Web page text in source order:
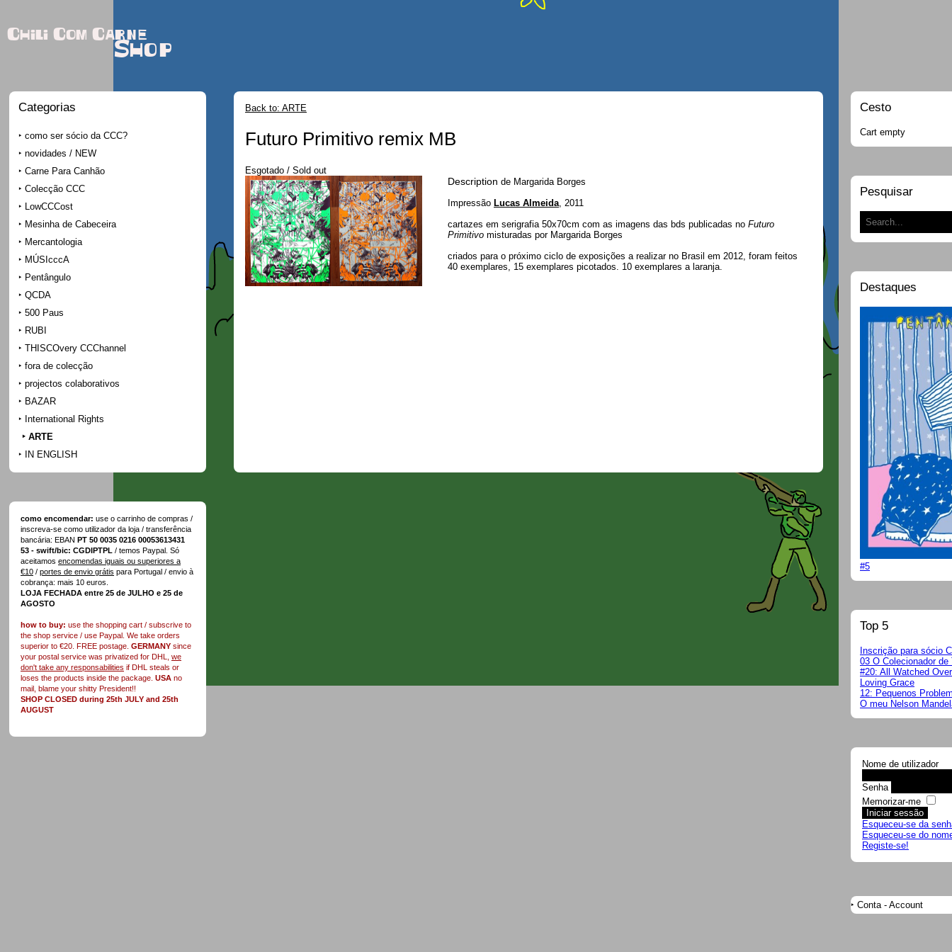
Chili Com Carne
Shop
Categorias
como ser sócio da CCC?
novidades / NEW
Carne Para Canhão
Colecção CCC
LowCCCost
Mesinha de Cabeceira
Mercantologia
MÚSIcccA
Pentângulo
QCDA
500 Paus
RUBI
THISCOvery CCChannel
fora de colecção
projectos colaborativos
BAZAR
International Rights
ARTE
IN ENGLISH
como encomendar: use o carrinho de compras /
inscreva-se como utilizador da loja / transferência
bancária: EBAN PT 50 0035 0216 00053613431
53 - swift/bic: CGDIPTPL / temos Paypal. Só
aceitamos encomendas iguais ou superiores a
€10 / portes de envio grátis para Portugal / envio à
cobrança: mais 10 euros.
LOJA FECHADA entre 25 de JULHO e 25 de
AGOSTO
how to buy: use the shopping cart / subscrive to
the shop service / use Paypal. We take orders
superior to €20. FREE postage. GERMANY since
your postal service was privatized for DHL, we
don't take any responsabilities if DHL steals or
loses the products inside the package. USA no
mail, blame your shitty President!!
SHOP CLOSED during 25th JULY and 25th
AUGUST
Back to: ARTE
Futuro Primitivo remix MB
Esgotado / Sold out
Description de Margarida Borges
Impressão Lucas Almeida , 2011
cartazes em serigrafia 50x70cm com as imagens das bds publicadas no Futuro
Primitivo misturadas por Margarida Borges
criados para o próximo ciclo de exposições a realizar no Brasil em 2012, foram feitos
40 exemplares, 15 exemplares picotados. 10 exemplares a laranja.
Cesto
Cart empty
Pesquisar
Destaques
#5
Top 5
Inscrição para sócio
03 O Colecionador de
#20: All Watched
Loving Grace
12: Pequenos
O meu Nelson
Nome de utilizador
Senha
Memorizar-me
Esqueceu-se da
Esqueceu-se do
Registe-se!
Conta - Account